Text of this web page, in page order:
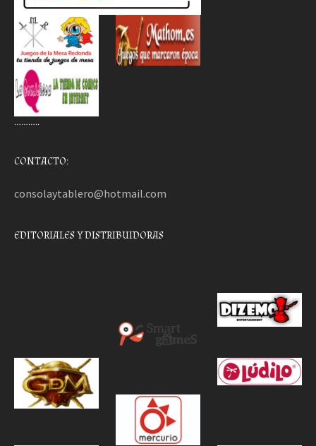
………..
CONTACTO:
consolaytablero@hotmail.com
EDITORIALES Y DISTRIBUIDORAS